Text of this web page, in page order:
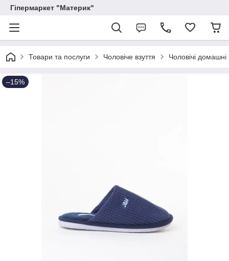
Гіпермаркет "Материк"
Товари та послуги Чоловіче взуття Чоловічі домашні
–15%